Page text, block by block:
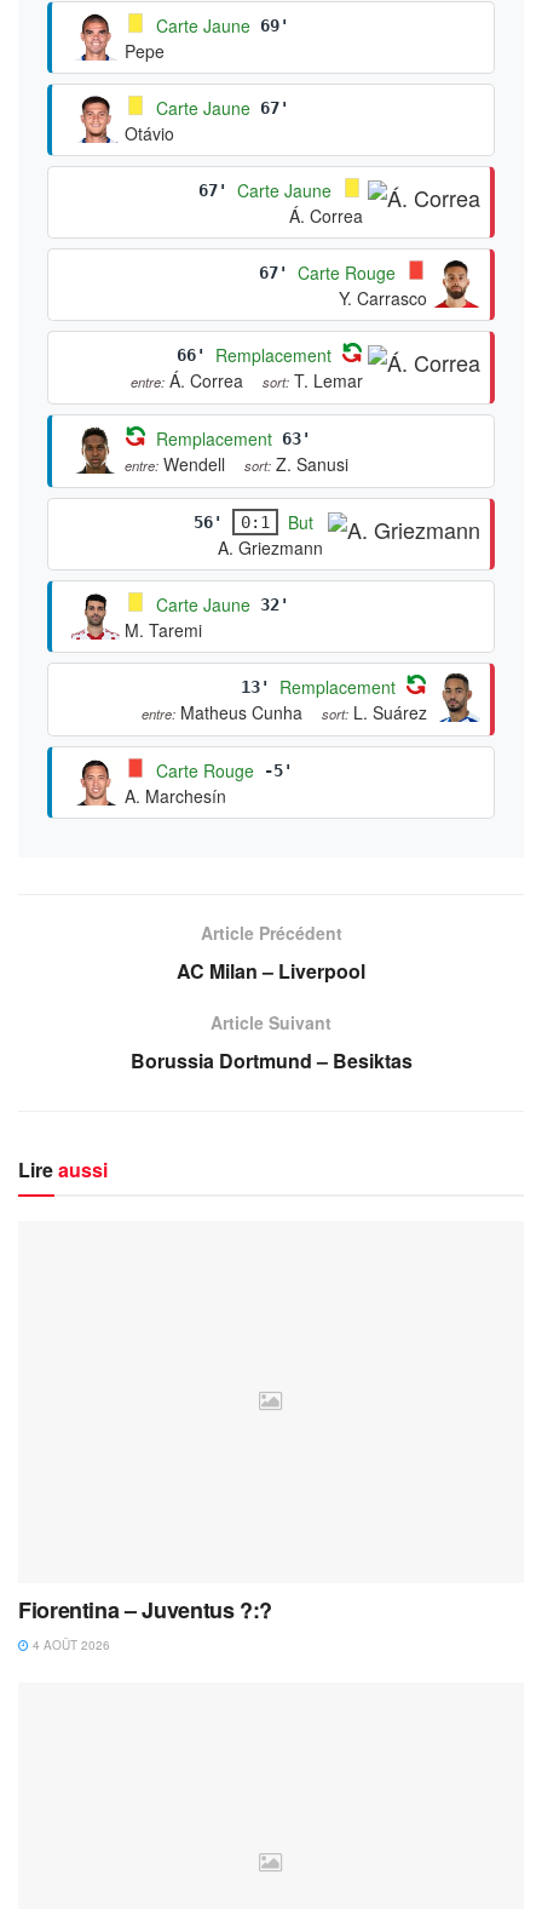
Carte Jaune 69'
Pepe
Carte Jaune 67'
Otávio
67'
Carte Jaune
Á. Correa
67'
Carte Rouge
Y. Carrasco
66' Remplacement
entre: Á. Correa sort: T. Lemar
Remplacement 63'
entre: Wendell sort: Z. Sanusi
56' 0:1
But
A. Griezmann
Carte Jaune 32'
M. Taremi
13' Remplacement
entre: Matheus Cunha sort: L. Suárez
Carte Rouge -5'
A. Marchesín
Article Précédent
AC Milan – Liverpool
Article Suivant
Borussia Dortmund – Besiktas
Lireaussi
Fiorentina – Juventus ?:?
4 AOÛT 2026